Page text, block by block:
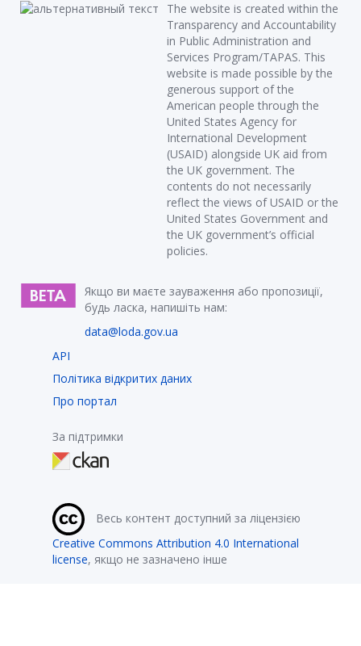
The website is created within the
Transparency and Accountability
in Public Administration and
Services Program/TAPAS. This
website is made possible by the
generous support of the
American people through the
United States Agency for
International Development
(USAID) alongside UK aid from
the UK government. The
contents do not necessarily
reflect the views of USAID or the
United States Government and
the UK government’s official
policies.
Якщо ви маєте зауваження або пропозиції,
будь ласка, напишіть нам:
data@loda.gov.ua
API
Політика відкритих даних
Про портал
За підтримки
Весь контент доступний за ліцензією
Creative Commons Attribution 4.0 International
license, якщо не зазначено інше